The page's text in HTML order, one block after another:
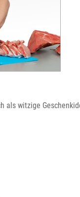
als witzige